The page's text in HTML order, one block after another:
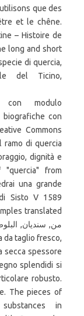
que des
et le chêne.
– Histoire de
long and short
di quercia,
del Ticino,
con modulo
con
Commons
ramo di quercia
dignità e
"quercia" from
una grande
Sisto V 1589
translated
secca spessore
splendidi si
robusto.
The pieces of
in